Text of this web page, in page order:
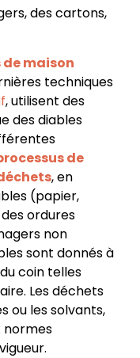
des cartons,
maison
techniques
, utilisent des
des diables
de
, en
(papier,
ordures
non
sont donnés à
du coin telles
Les déchets
ou les solvants,